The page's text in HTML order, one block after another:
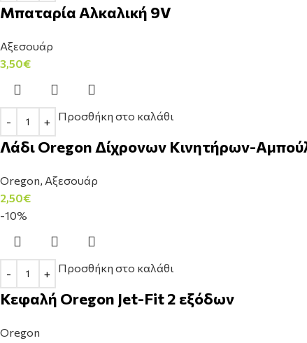
Μπαταρία Αλκαλική 9V
Αξεσουάρ
3,50€
Προσθήκη στο καλάθι
Λάδι Oregon Δίχρονων Κινητήρων-
Oregon, Αξεσουάρ
2,50€
-10%
Προσθήκη στο καλάθι
Κεφαλή Oregon Jet-Fit 2 εξόδων
Oregon